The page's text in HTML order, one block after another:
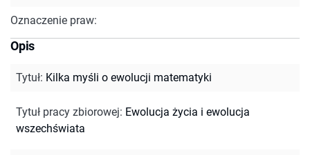
Oznaczenie praw:
Opis
Tytuł: Kilka myśli o ewolucji matematyki
Tytuł pracy zbiorowej: Ewolucja życia i ewolucja
wszechświata